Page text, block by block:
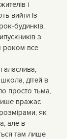
і
вийти із
будинків.
з
роком все
дітей в
просто тьма,
вражає
як
але в
там лише